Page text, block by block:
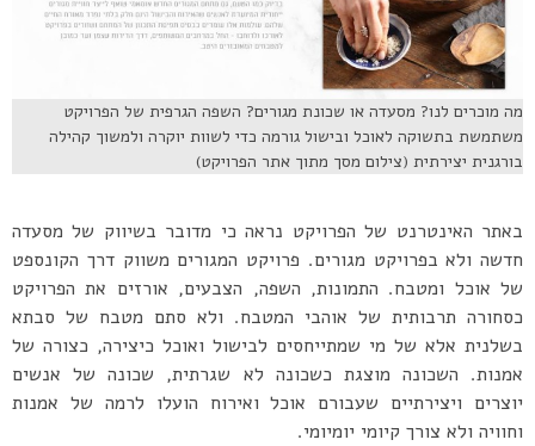
מה מוכרים לנו? מסעדה או שכונת מגורים? השפה הגרפית של הפרויקט
משתמשת בתשוקה לאוכל ובישול גורמה כדי לשוות יוקרה ולמשוך קהילה
בורגנית יצירתית (צילום מסך מתוך אתר הפרויקט)
באתר האינטרנט של הפרויקט נראה כי מדובר בשיווק של מסעדה
חדשה ולא בפרויקט מגורים. פרויקט המגורים משווק דרך הקונספט
של אוכל ומטבח. התמונות, השפה, הצבעים, אורזים את הפרויקט
כסחורה תרבותית של אוהבי המטבח. ולא סתם מטבח של סבתא
בשלנית אלא של מי שמתייחסים לבישול ואוכל כיצירה, כצורה של
אמנות. השכונה מוצגת כשכונה לא שגרתית, שכונה של אנשים
יוצרים ויצירתיים שעבורם אוכל ואירוח הועלו לרמה של אמנות
וחוויה ולא צורך קיומי יומיומי.